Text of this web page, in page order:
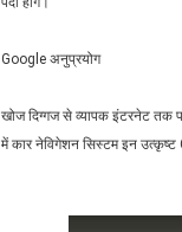
Google अनुप्रयोग
खोज दिग्गज से व्यापक इंटरनेट तक
में कार नेविगेशन सिस्टम इन